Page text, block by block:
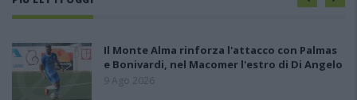
Il Monte Alma rinforza l'attacco con Palmas
e Bonivardi, nel Macomer l'estro di Di Angelo
9 Ago 2026